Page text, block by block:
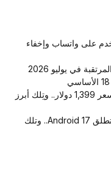
على واتساب وإخفاء
ارتفاع في السعر| آيفون 18 برو يأتي بسعر 1,399 دولار.. وتِلك أبرز
لأجهزة Pixel| بشكل رسمي “جوجل” تطلق Android 17.. وتلك